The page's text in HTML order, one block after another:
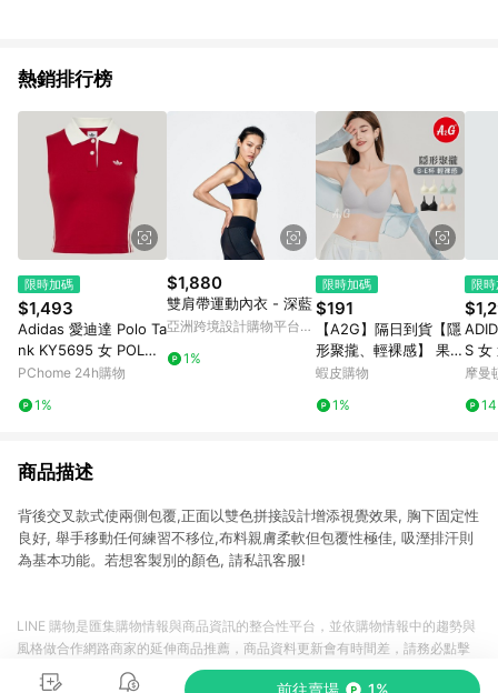
熱銷排行榜
限時加碼
$1,493
Adidas 愛迪達 Polo Ta
nk KY5695 女 POLO
背心 運動背心 紅 亞版
PChome 24h購物
1%
$1,880
雙肩帶運動內衣 - 深藍
亞洲跨境設計購物平台
1%
限時加碼
$191
【A2G】隔日到貨【隱
形聚攏、輕裸感】 果凍
軟支撐 高脅邊 冰涼完
內衣 細肩帶內衣 915
蝦皮購物
1%
限
S 女
摩曼
商品描述
背後交叉款式使兩側包覆,正面以雙色拼接設計增添視覺效果, 胸下固定性
良好, 舉手移動任何練習不移位,布料親膚柔軟但包覆性極佳, 吸溼排汗則
為基本功能。若想客製別的顏色, 請私訊客服!
前往賣場 1%
LINE 購物是匯集購物情報與商品資訊的整合性平台，並依購物情報中的趨勢與
風格做合作網路商家的延伸商品推薦，商品資料更新會有時間差，請務必點擊
商品至各合作網路商家，確認現售價與購物條件，一切資訊以合作廠商網頁為